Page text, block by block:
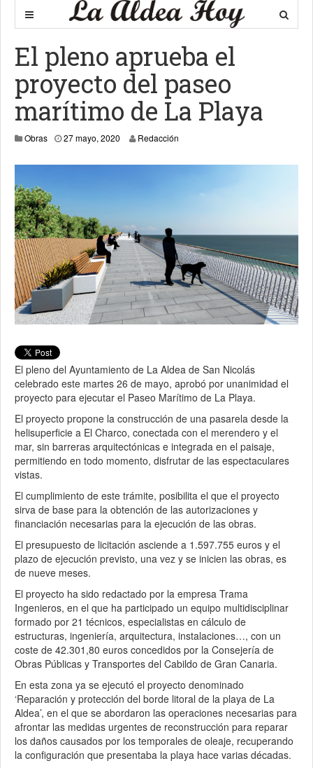
El pleno aprueba el
proyecto del paseo
marítimo de La Playa
Obras 27 mayo, 2020 28 mayo, 2020
Redacción
El pleno del Ayuntamiento de La Aldea de San Nicolás
celebrado este martes 26 de mayo, aprobó por unanimidad el
proyecto para ejecutar el Paseo Marítimo de La Playa.
El proyecto propone la construcción de una pasarela desde la
helisuperficie a El Charco, conectada con el merendero y el
mar, sin barreras arquitectónicas e integrada en el paisaje,
permitiendo en todo momento, disfrutar de las espectaculares
vistas.
El cumplimiento de este trámite, posibilita el que el proyecto
sirva de base para la obtención de las autorizaciones y
financiación necesarias para la ejecución de las obras.
El presupuesto de licitación asciende a 1.597.755 euros y el
plazo de ejecución previsto, una vez y se inicien las obras, es
de nueve meses.
El proyecto ha sido redactado por la empresa Trama
Ingenieros, en el que ha participado un equipo multidisciplinar
formado por 21 técnicos, especialistas en cálculo de
estructuras, ingeniería, arquitectura, instalaciones…, con un
coste de 42.301,80 euros concedidos por la Consejería de
Obras Públicas y Transportes del Cabildo de Gran Canaria.
En esta zona ya se ejecutó el proyecto denominado
‘Reparación y protección del borde litoral de la playa de La
Aldea’, en el que se abordaron las operaciones necesarias para
afrontar las medidas urgentes de reconstrucción para reparar
los daños causados por los temporales de oleaje, recuperando
la configuración que presentaba la playa hace varias décadas.